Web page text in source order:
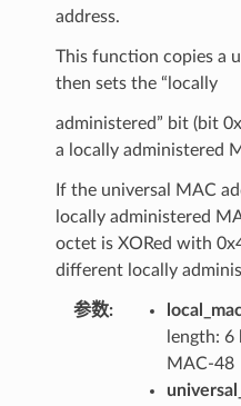
address.
This function copies a
then sets the “locally
administered” bit (bit
a locally administered
If the universal MAC
locally administered
octet is XORed with
different locally
参数
length:
MAC-48